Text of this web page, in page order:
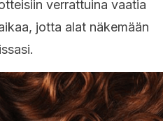
verrattuina vaatia
jotta alat näkemään